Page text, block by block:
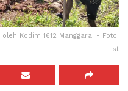
Kodim 1612 Manggarai - Foto:
Ist